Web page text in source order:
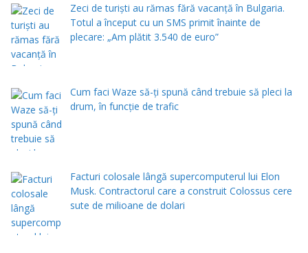
Zeci de turiști au rămas fără vacanță în Bulgaria.
Totul a început cu un SMS primit înainte de
plecare: „Am plătit 3.540 de euro”
Cum faci Waze să-ți spună când trebuie să pleci la
drum, în funcție de trafic
Facturi colosale lângă supercomputerul lui Elon
Musk. Contractorul care a construit Colossus cere
sute de milioane de dolari